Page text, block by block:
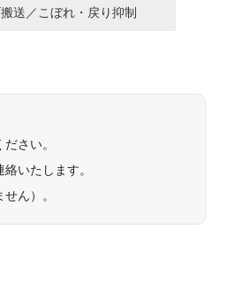
送／こぼれ・戻り抑制
さい。
いたします。
ん）。